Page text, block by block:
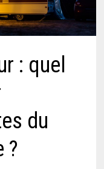
: quel
du
?